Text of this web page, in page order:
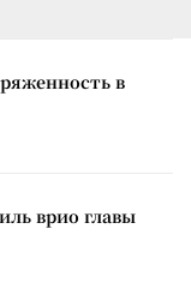
в
врио главы